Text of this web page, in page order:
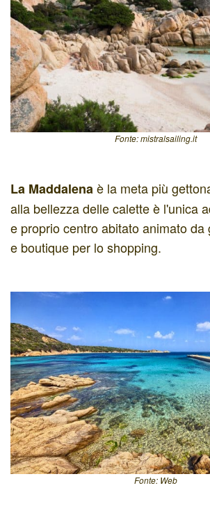
Fonte: mistralsailing.it
La Maddalenaè la meta più
alla bellezza delle calette è l'unica
e proprio centro abitato animato da
e boutique per lo shopping.
Fonte: Web